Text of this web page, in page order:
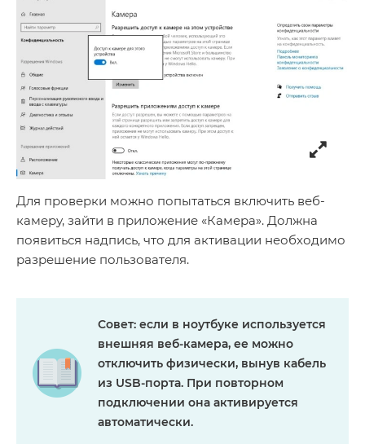
Для проверки можно попытаться включить веб-
камеру, зайти в приложение «Камера». Должна
появиться надпись, что для активации необходимо
разрешение пользователя.
Совет: если в ноутбуке используется
внешняя веб-камера, ее можно
отключить физически, вынув кабель
из USB-порта. При повторном
подключении она активируется
автоматически.